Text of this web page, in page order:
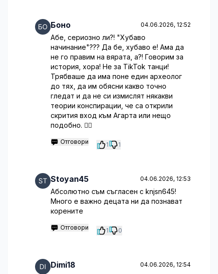
Боно 04.06.2026, 12:52
Абе, сериозно ли?! "Хубаво
начинание"??? Да бе, хубаво е! Ама да
не го правим на вярата, а?! Говорим за
история, хора! Не за TikTok танци!
Трябваше да има поне един археолог
до тях, да им обясни какво точно
гледат и да не си измислят някакви
теории конспирации, че са открили
скрития вход към Агарта или нещо
подобно. 🤷‍♂️
Отговори 1 1
Stoyan45 04.06.2026, 12:53
Абсолютно съм съгласен с knjsn645!
Много е важно децата ни да познават
корените
Отговори 1 0
Dimi18 04.06.2026, 12:54